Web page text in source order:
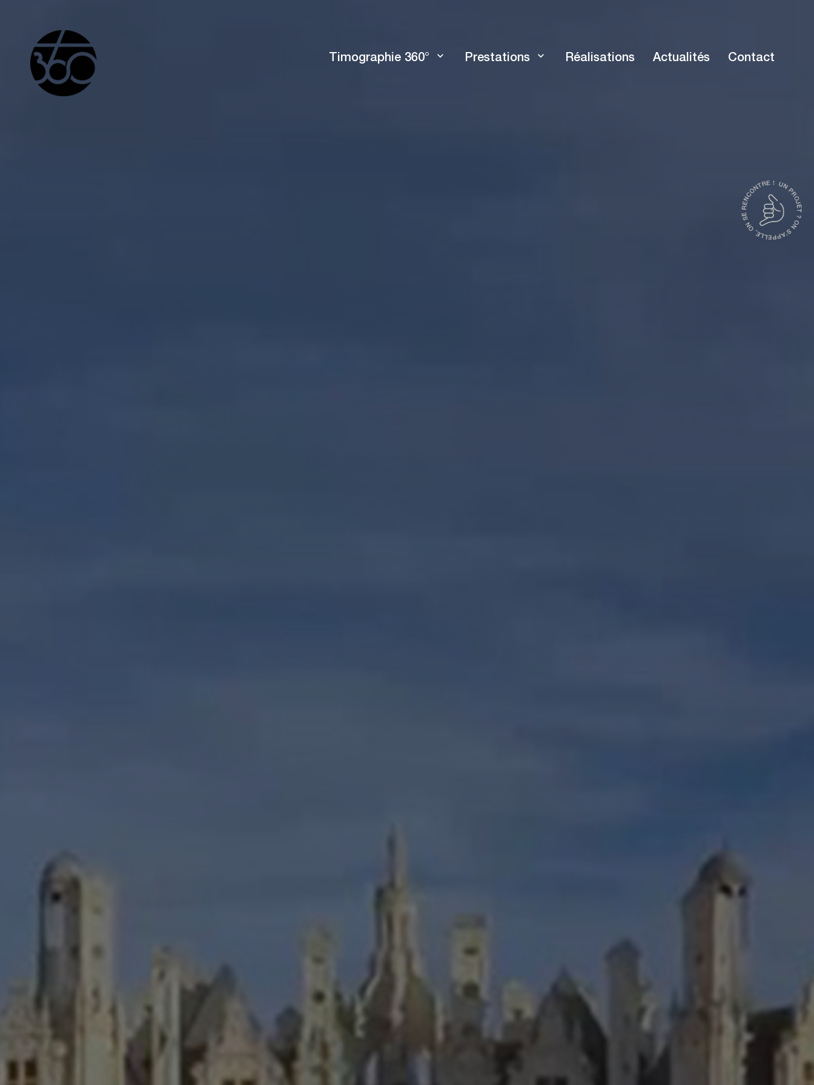
Timographie 360° Prestations Réalisations Actualités Contact